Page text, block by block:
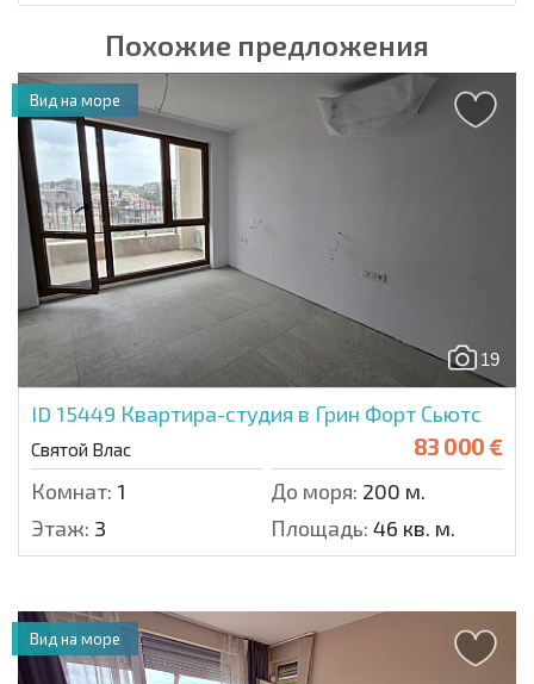
Похожие предложения
19
ID 15449 Квартира-студия в Грин Форт Сьютс
Святой Влас 83 000 €
Комнат: 1 До моря: 200 м.
Этаж: 3 Площадь: 46 кв. м.
Вид на море
Вид на море